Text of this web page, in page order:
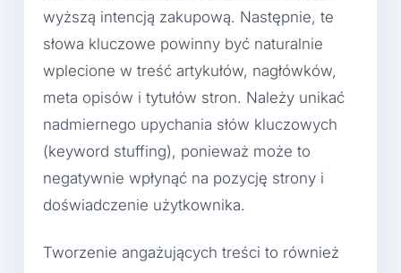
wyższą intencją zakupową. Następnie, te
słowa kluczowe powinny być naturalnie
wplecione w treść artykułów, nagłówków,
meta opisów i tytułów stron. Należy unikać
nadmiernego upychania słów kluczowych
(keyword stuffing), ponieważ może to
negatywnie wpłynąć na pozycję strony i
doświadczenie użytkownika.
Tworzenie angażujących treści to również